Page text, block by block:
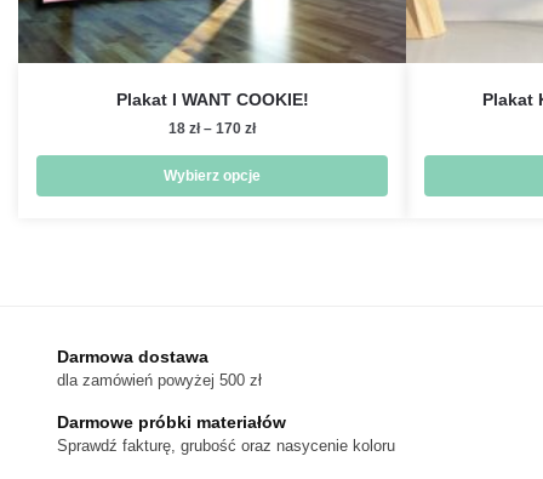
Plakat I WANT COOKIE!
18 zł – 170 złZakres
od
18 zł
Wybierz opcje
można
wybrać
na
Plakat
Darmowa dostawa
dla zamówień powyżej 500 zł
Darmowe próbki materiałów
Sprawdź fakturę, grubość oraz nasycenie koloru